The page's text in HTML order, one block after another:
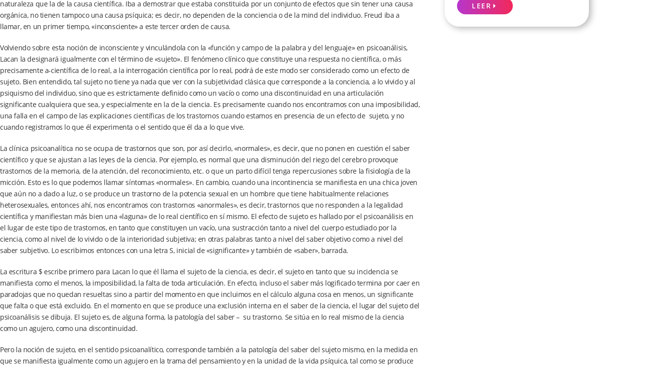
naturaleza que la de la causa científica. Iba a demostrar que estaba constituida por un conjunto de efectos que sin tener una causa
orgánica, no tienen tampoco una causa psíquica; es decir, no dependen de la conciencia o de la mind del individuo. Freud iba a
llamar, en un primer tiempo, «inconsciente» a este tercer orden de causa.
Volviendo sobre esta noción de inconsciente y vinculándola con la «función y campo de la palabra y del lenguaje» en psicoanálisis,
Lacan la designará igualmente con el término de «sujeto». El fenómeno clínico que constituye una respuesta no científica, o más
precisamente a-científica de lo real, a la interrogación científica por lo real, podrá de este modo ser considerado como un efecto de
sujeto. Bien entendido, tal sujeto no tiene ya nada que ver con la subjetividad clásica que corresponde a la conciencia, a lo vivido y al
psiquismo del individuo, sino que es estrictamente definido como un vacío o como una discontinuidad en una articulación
significante cualquiera que sea, y especialmente en la de la ciencia. Es precisamente cuando nos encontramos con una imposibilidad,
una falla en el campo de las explicaciones científicas de los trastornos cuando estamos en presencia de un efecto de sujeto, y no
cuando registramos lo que él experimenta o el sentido que él da a lo que vive.
La clínica psicoanalítica no se ocupa de trastornos que son, por así decirlo, «normales», es decir, que no ponen en cuestión el saber
científico y que se ajustan a las leyes de la ciencia. Por ejemplo, es normal que una disminución del riego del cerebro provoque
trastornos de la memoria, de la atención, del reconocimiento, etc. o que un parto difícil tenga repercusiones sobre la fisiología de la
micción. Esto es lo que podemos llamar síntomas «normales». En cambio, cuando una incontinencia se manifiesta en una chica joven
que aún no a dado a luz, o se produce un trastorno de la potencia sexual en un hombre que tiene habitualmente relaciones
heterosexuales, entonces ahí, nos encontramos con trastornos «anormales», es decir, trastornos que no responden a la legalidad
científica y manifiestan más bien una «laguna» de lo real científico en sí mismo. El efecto de sujeto es hallado por el psicoanálisis en
el lugar de este tipo de trastornos, en tanto que constituyen un vacío, una sustracción tanto a nivel del cuerpo estudiado por la
ciencia, como al nivel de lo vivido o de la interioridad subjetiva; en otras palabras tanto a nivel del saber objetivo como a nivel del
saber subjetivo. Lo escribimos entonces con una letra S, inicial de «significante» y también de «saber», barrada.
La escritura $ escribe primero para Lacan lo que él llama el sujeto de la ciencia, es decir, el sujeto en tanto que su incidencia se
manifiesta como el menos, la imposibilidad, la falta de toda articulación. En efecto, incluso el saber más logificado termina por caer en
paradojas que no quedan resueltas sino a partir del momento en que incluimos en el cálculo alguna cosa en menos, un significante
que falta o que está excluido. En el momento en que se produce una exclusión interna en el saber de la ciencia, el lugar del sujeto del
psicoanálisis se dibuja. El sujeto es, de alguna forma, la patología del saber – su trastorno. Se sitúa en lo real mismo de la ciencia
como un agujero, como una discontinuidad.
Pero la noción de sujeto, en el sentido psicoanalítico, corresponde también a la patología del saber del sujeto mismo, en la medida en
que se manifiesta igualmente como un agujero en la trama del pensamiento y en la unidad de la vida psíquica, tal como se produce
LEER